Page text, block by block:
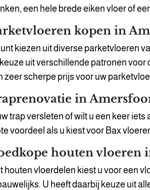
een hele brede eiken vloer of
kopen in
kiezen uit diverse parketvloeren
uit verschillende patronen
zeer scherpe prijs voor uw
in
trap versleten of wilt u een keer
voordeel als u kiest voor Bax
houten vloeren
houten vloerdelen kiest u voor een
U heeft daarbij keuze uit